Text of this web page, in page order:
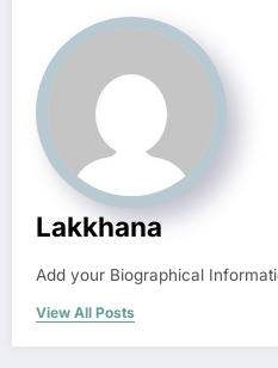
Lakkhana
Add your Biographical
View All Posts